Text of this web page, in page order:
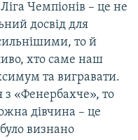
Чемпіонів – це не
досвід для
то й
хто саме наш
та вигравати.
«Фенербахче», то
дівчина – це
визнано